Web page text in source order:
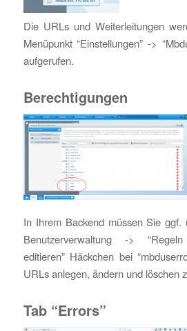
Die URLs und Weiterleitungen
Menüpunkt “Einstellungen” ->
aufgerufen.
Berechtigungen
In Ihrem Backend müssen Sie ggf.
Benutzerverwaltung ->
editieren” Häckchen bei
URLs anlegen, ändern und löschen
Tab “Errors”